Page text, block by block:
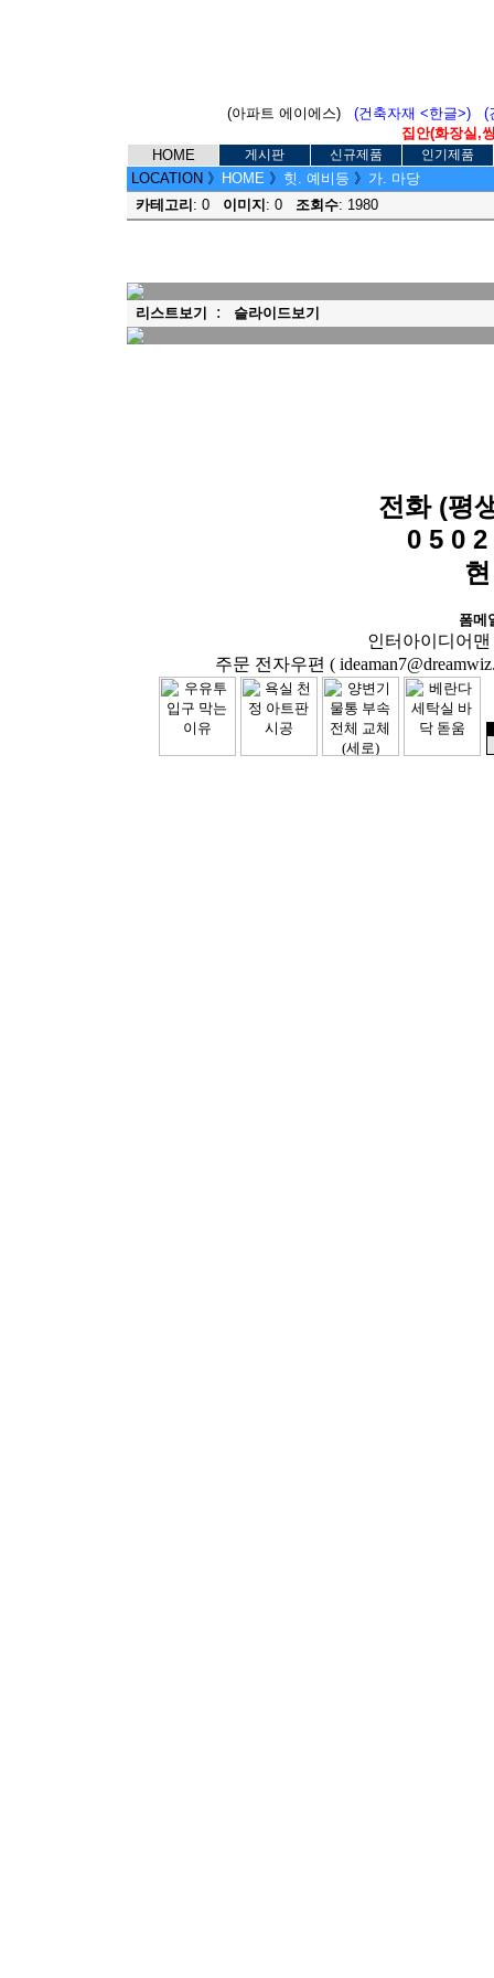
(아파트 에이에스) (건축자재 <한글>)
(
집안(화장실,
HOME
게시판 신규제품 인기제품
LOCATION 》 HOME 》 힛. 예비등 》 가. 마당
카테고리 : 0 이미지 : 0 조회수: 1980
리스트보기 : 슬라이드보기
전화 (평
0 5 0
폼메
인터아이디어맨
주문 전자우편 (